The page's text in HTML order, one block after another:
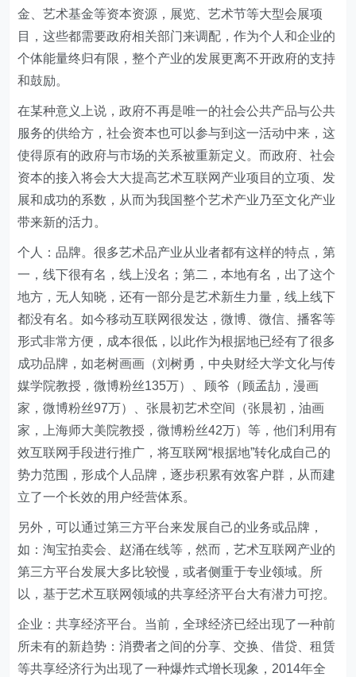
金、艺术基金等资本资源，展览、艺术节等大型会展项
目，这些都需要政府相关部门来调配，作为个人和企业的
个体能量终归有限，整个产业的发展更离不开政府的支持
和鼓励。
在某种意义上说，政府不再是唯一的社会公共产品与公共
服务的供给方，社会资本也可以参与到这一活动中来，这
使得原有的政府与市场的关系被重新定义。而政府、社会
资本的接入将会大大提高艺术互联网产业项目的立项、发
展和成功的系数，从而为我国整个艺术产业乃至文化产业
带来新的活力。
个人：品牌。很多艺术品产业从业者都有这样的特点，第
一，线下很有名，线上没名；第二，本地有名，出了这个
地方，无人知晓，还有一部分是艺术新生力量，线上线下
都没有名。如今移动互联网很发达，微博、微信、播客等
形式非常方便，成本很低，以此作为根据地已经有了很多
成功品牌，如老树画画（刘树勇，中央财经大学文化与传
媒学院教授，微博粉丝135万）、顾爷（顾孟劼，漫画
家，微博粉丝97万）、张晨初艺术空间（张晨初，油画
家，上海师大美院教授，微博粉丝42万）等，他们利用有
效互联网手段进行推广，将互联网“根据地”转化成自己的
势力范围，形成个人品牌，逐步积累有效客户群，从而建
立了一个长效的用户经营体系。
另外，可以通过第三方平台来发展自己的业务或品牌，
如：淘宝拍卖会、赵涌在线等，然而，艺术互联网产业的
第三方平台发展大多比较慢，或者侧重于专业领域。所
以，基于艺术互联网领域的共享经济平台大有潜力可挖。
企业：共享经济平台。当前，全球经济已经出现了一种前
所未有的新趋势：消费者之间的分享、交换、借贷、租赁
等共享经济行为出现了一种爆炸式增长现象，2014年全